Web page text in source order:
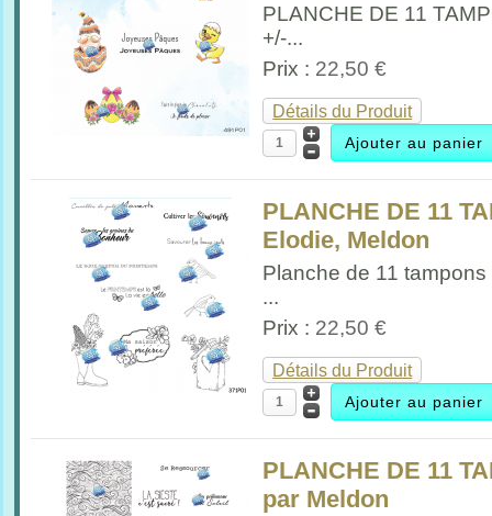
PLANCHE DE 11
+/-...
Prix : 22,50 €
Détails du Produit
PLANCHE DE 11
Elodie, Meldon
Planche de 11
...
Prix : 22,50 €
Détails du Produit
PLANCHE DE 11
par Meldon